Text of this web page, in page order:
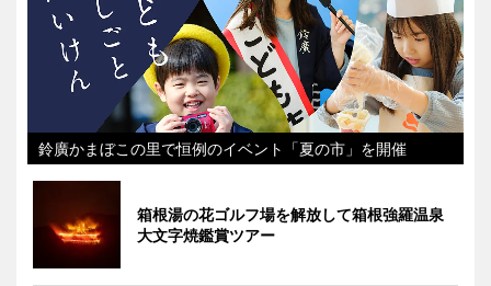
鈴廣かまぼこの里で恒例のイベント「夏の市」を開催
箱根湯の花ゴルフ場を解放して箱根強羅温泉
大文字焼鑑賞ツアー